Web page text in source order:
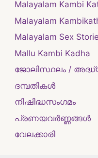
Malayalam Kambi
Malayalam
Malayalam Sex
Mallu Kambi Kadha
ജോലിസ്ഥലം /
ദമ്പതികള്‍
നിഷിദ്ധസംഗമം
പ്രണയവർണ്ണങ്ങൾ
വേലക്കാരി